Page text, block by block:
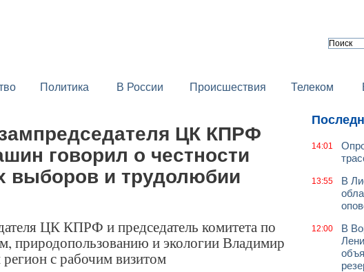
Политика В России Происшествия Телеком
ЦК КПРФ
говорил о честности
выборов и трудолюбии
ЦК КПРФ и председатель комитета по
природопользованию и экологии Владимир
с рабочим визитом
14:01
13:55
В
12:00
В